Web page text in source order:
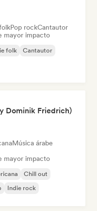
Pop rockCantautor
mayor impacto
folk
Cantautor
Dominik Friedrich)
Música árabe
mayor impacto
Chill out
Indie rock